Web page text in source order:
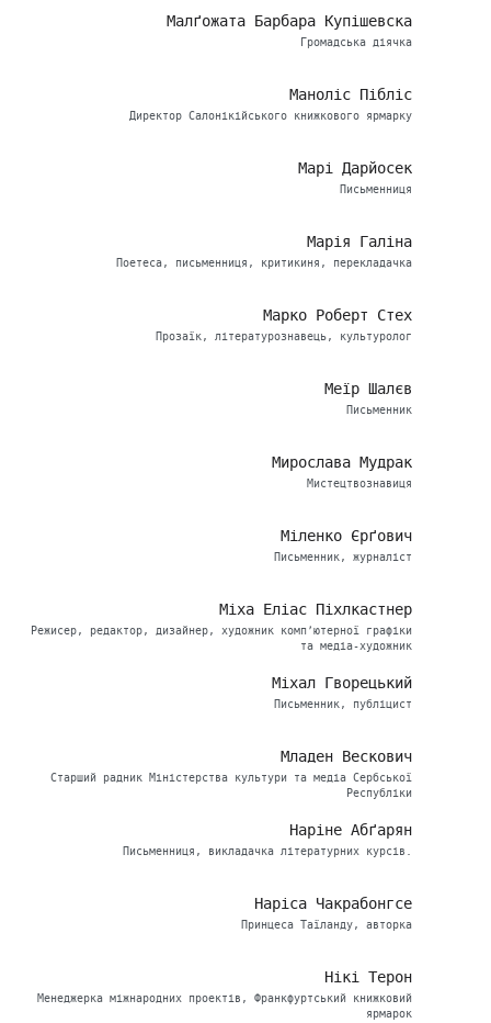
Малґожата Барбара Купішевска
Громадська діячка
Маноліс Пібліс
Директор Салонікійського книжкового ярмарку
Марі Дарйосек
Письменниця
Марія Галіна
Поетеса, письменниця, критикиня, перекладачка
Марко Роберт Стех
Прозаїк, літературознавець, культуролог
Меїр Шалєв
Письменник
Мирослава Мудрак
Мистецтвознавиця
Міленко Єрґович
Письменник, журналіст
Міха Еліас Піхлкастнер
Режисер, редактор, дизайнер, художник комп’ютерної графіки
та медіа-художник
Міхал Гворецький
Письменник, публіцист
Младен Вескович
Старший радник Міністерства культури та медіа Сербської
Республіки
Наріне Абґарян
Письменниця, викладачка літературних курсів.
Наріса Чакрабонгсе
Принцеса Таїланду, авторка
Нікі Терон
Менеджерка міжнародних проектів, Франкфуртський книжковий
ярмарок